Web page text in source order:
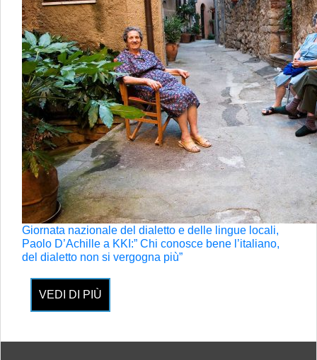
Giornata nazionale del dialetto e delle lingue locali,
Paolo D’Achille a KKI:” Chi conosce bene l’italiano,
del dialetto non si vergogna più”
VEDI DI PIÙ